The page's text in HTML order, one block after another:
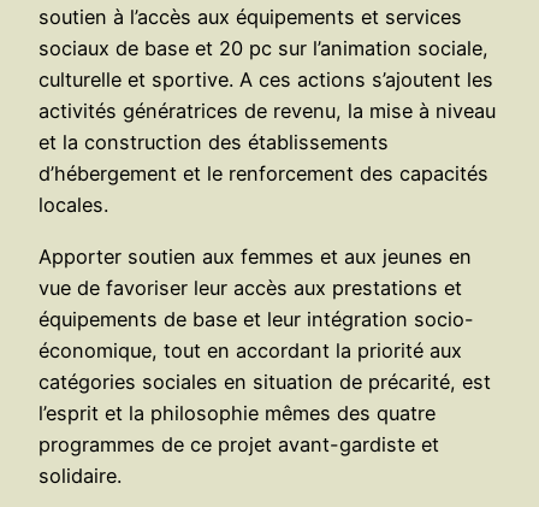
soutien à l’accès aux équipements et services
sociaux de base et 20 pc sur l’animation sociale,
culturelle et sportive. A ces actions s’ajoutent les
activités génératrices de revenu, la mise à niveau
et la construction des établissements
d’hébergement et le renforcement des capacités
locales.
Apporter soutien aux femmes et aux jeunes en
vue de favoriser leur accès aux prestations et
équipements de base et leur intégration socio-
économique, tout en accordant la priorité aux
catégories sociales en situation de précarité, est
l’esprit et la philosophie mêmes des quatre
programmes de ce projet avant-gardiste et
solidaire.